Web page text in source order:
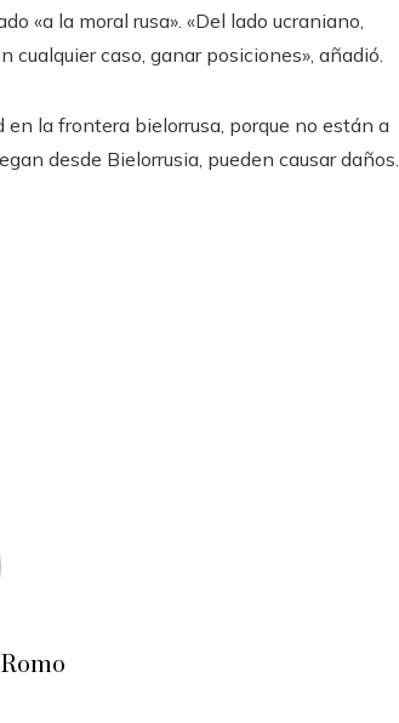
«a la moral rusa». «Del lado ucraniano,
caso, ganar posiciones», añadió.
la frontera bielorrusa, porque no están a
desde Bielorrusia, pueden causar daños.